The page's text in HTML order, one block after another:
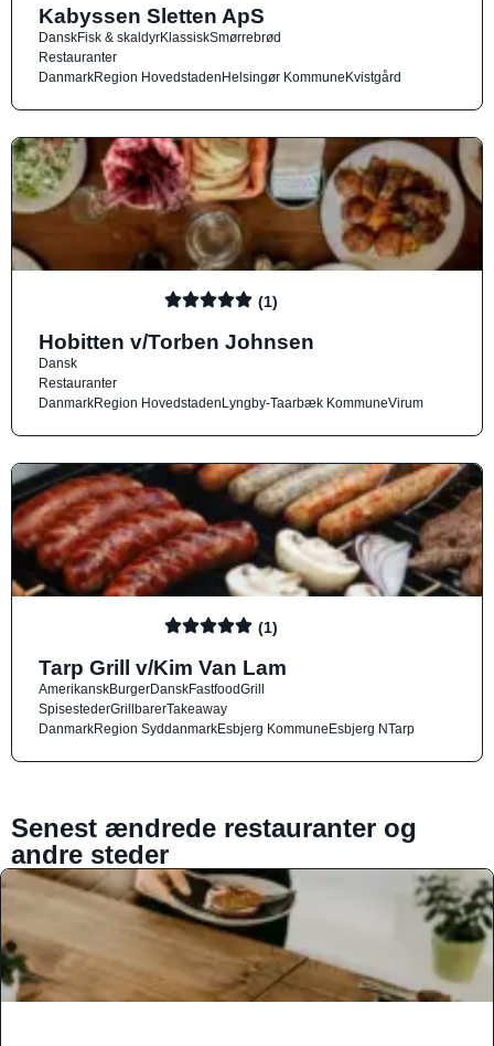
Kabyssen Sletten ApS
DanskFisk & skaldyrKlassiskSmørrebrød
Restauranter
DanmarkRegion HovedstadenHelsingør KommuneKvistgård
(1)
Hobitten v/Torben Johnsen
Dansk
Restauranter
DanmarkRegion HovedstadenLyngby-Taarbæk KommuneVirum
(1)
Tarp Grill v/Kim Van Lam
AmerikanskBurgerDanskFastfoodGrill
SpisestederGrillbarerTakeaway
DanmarkRegion SyddanmarkEsbjerg KommuneEsbjerg NTarp
Senest ændrede restauranter og
andre steder